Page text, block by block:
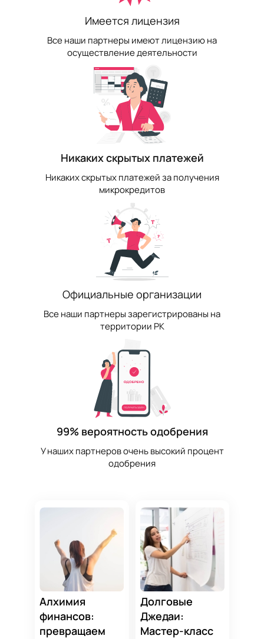
Имеется лицензия
Все наши партнеры имеют лицензию на
осуществление деятельности
Никаких скрытых платежей
Никаких скрытых платежей за получения
микрокредитов
Официальные организации
Все наши партнеры зарегистрированы на
территории РК
99% вероятность одобрения
У наших партнеров очень высокий процент
одобрения
Алхимия
финансов:
превращаем
Долговые
Джедаи:
Мастер-класс